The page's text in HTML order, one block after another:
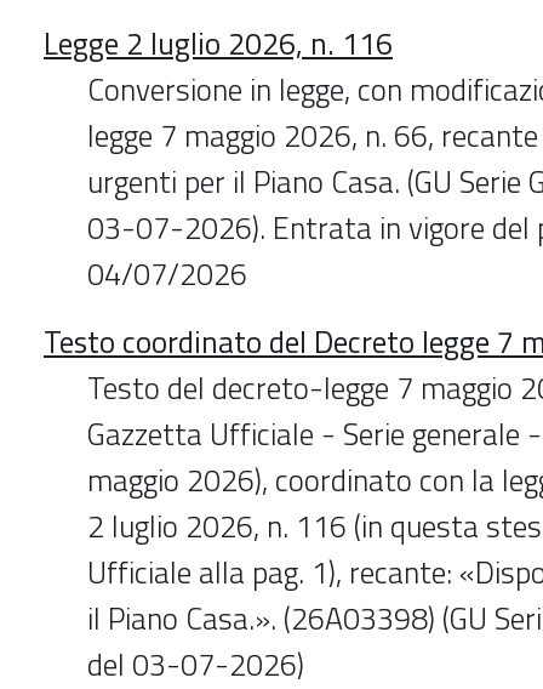
Legge 2 luglio 2026, n. 116
Conversione in legge, con
legge 7 maggio 2026, n. 66,
urgenti per il Piano Casa. (GU Serie
03-07-2026). Entrata in vigore del
04/07/2026
Testo coordinato del Decreto legge 7
Testo del decreto-legge 7 maggio
Gazzetta Ufficiale - Serie generale
maggio 2026), coordinato con la
2 luglio 2026, n. 116 (in questa
Ufficiale alla pag. 1), recante:
il Piano Casa.». (26A03398) (GU
del 03-07-2026)